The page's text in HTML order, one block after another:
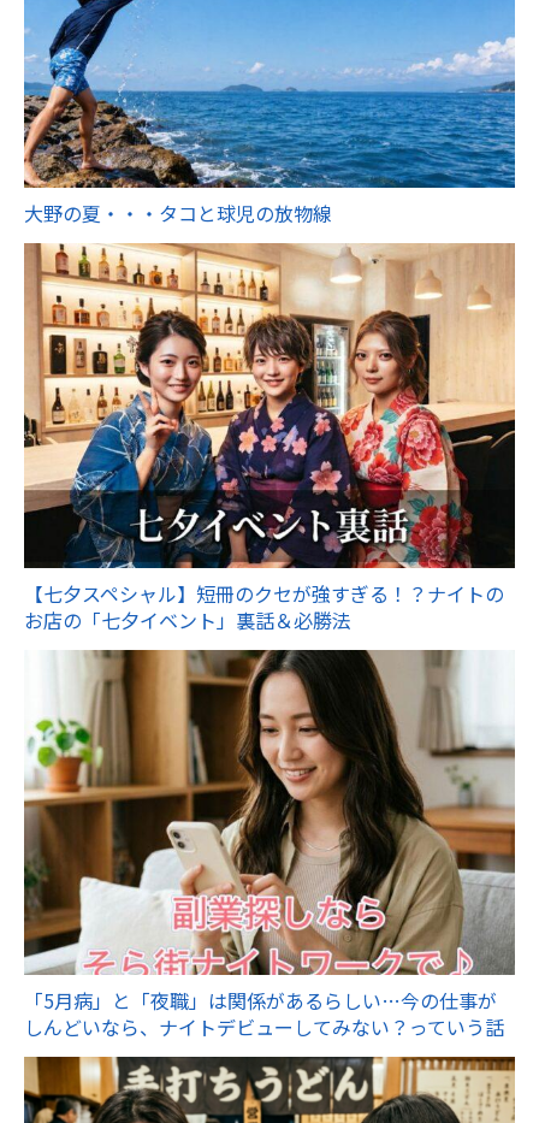
大野の夏・・・タコと球児の放物線
【七夕スペシャル】短冊のクセが強すぎる！？ナイトの
お店の「七夕イベント」裏話＆必勝法
「5月病」と「夜職」は関係があるらしい…今の仕事が
しんどいなら、ナイトデビューしてみない？っていう話